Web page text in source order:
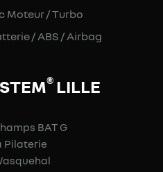
Moteur / Turbo
/ ABS / Airbag
®LILLE
BAT G
Pilaterie